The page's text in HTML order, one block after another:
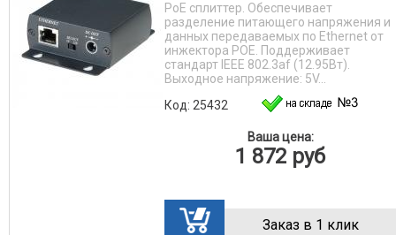
PoE сплиттер. Обеспечивает
разделение питающего напряжения и
данных передаваемых по Ethernet от
инжектора POE. Поддерживает
стандарт IEEE 802.3af (12.95Вт).
Выходное напряжение: 5V...
Код: 25432
Ваша цена:
1 872 руб
Заказ в 1 клик